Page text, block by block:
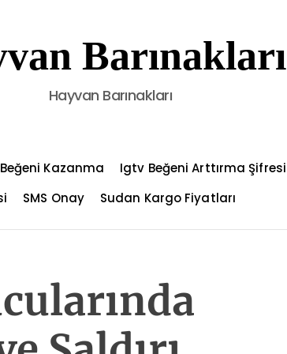
Barınakları
Hayvan Barınakları
Kazanma
Igtv Beğeni Arttırma
SMS Onay Sudan Kargo Fiyatları